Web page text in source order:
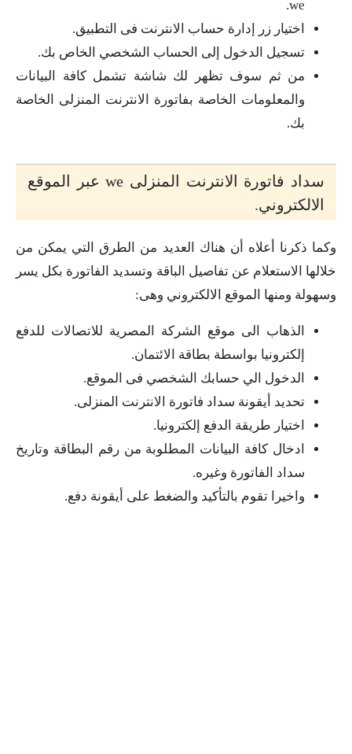
we.
اختيار زر إدارة حساب الانترنت فى التطبيق.
تسجيل الدخول إلى الحساب الشخصي الخاص بك.
من ثم سوف تظهر لك شاشة تشمل كافة البيانات
والمعلومات الخاصة بفاتورة الانترنت المنزلى الخاصة
بك.
سداد فاتورة الانترنت المنزلى we عبر الموقع
الالكتروني.
وكما ذكرنا أعلاه أن هناك العديد من الطرق التي يمكن من
خلالها الاستعلام عن تفاصيل الباقة وتسديد الفاتورة بكل يسر
وسهولة ومنها الموقع الالكتروني وهى:
الذهاب الى موقع الشركة المصرية للاتصالات للدفع
إلكترونيا بواسطة بطاقة الائتمان.
الدخول الي حسابك الشخصي فى الموقع.
تحديد أيقونة سداد فاتورة الانترنت المنزلى.
اختيار طريقة الدفع إلكترونيا.
ادخال كافة البيانات المطلوبة من رقم البطاقة وتاريخ
سداد الفاتورة وغيره.
واخيرا تقوم بالتأكيد والضغط على أيقونة دفع.